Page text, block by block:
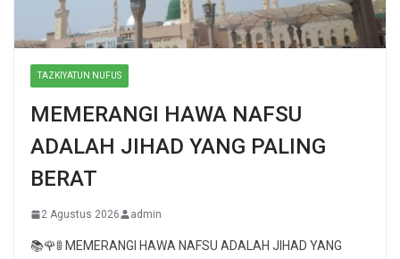
TAZKIYATUN NUFUS
MEMERANGI HAWA NAFSU
ADALAH JIHAD YANG PALING
BERAT
2 Agustus 2026 admin
📚🌹🚦 MEMERANGI HAWA NAFSU ADALAH JIHAD YANG